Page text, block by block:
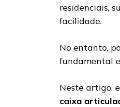
residenciais,
facilidade.
No entanto,
fundamental
Neste artigo,
caixa